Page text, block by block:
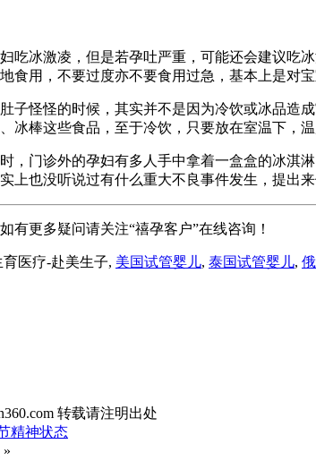
吃冰激凌，但是若孕吐严重，可能还会建议吃
食用，不要过度亦不要食用过急，基本上是对
子怪怪的时候，其实并不是因为冷饮或冰品造
冰棒这些食品，至于冷饮，只要放在室温下，温
，门诊外的孕妇有多人手中拿着一盒盒的冰淇
上也没听说过有什么重大不良事件发生，提出来
有更多疑问请关注“禧孕客户”在线咨询！
医疗-赴美生子, 美国试管婴儿, 泰国试管婴儿,
转载请注明出处
精神状态
»